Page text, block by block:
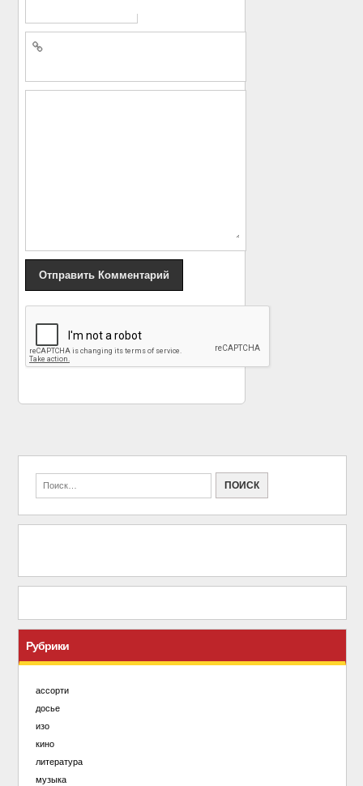
Майкл Джей Фокс: 28
лет борьбы с
паркинсоном
друзья Сильвестра
Рубрики
ассорти
досье
изо
кино
литература
музыка